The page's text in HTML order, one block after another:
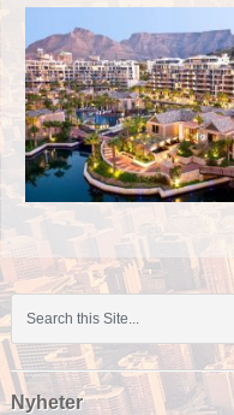
Nyheter